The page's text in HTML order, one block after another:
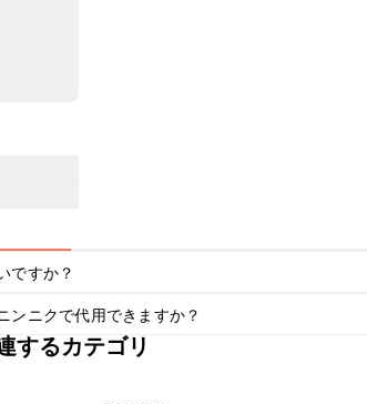
ですか？
日中が目安です。なるべくお早めにお召し上がり
ンニクで代用できますか？
ンニクを使用してもお作りいただけます。小さじ
するカテゴリ